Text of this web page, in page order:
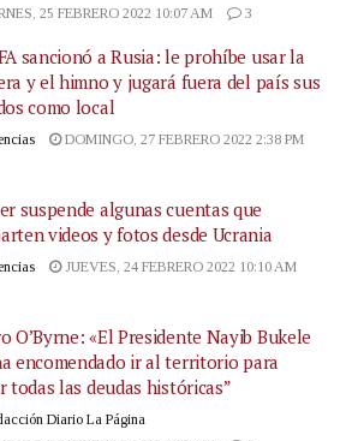
25 FEBRERO 2022 10:07 AM
3
sancionó a Rusia: le prohíbe usar la
y el himno y jugará fuera del país sus
como local
DOMINGO, 27 FEBRERO 2022 2:38 PM
suspende algunas cuentas que
videos y fotos desde Ucrania
JUEVES, 24 FEBRERO 2022 10:10 AM
O’Byrne: «El Presidente Nayib Bukele
encomendado ir al territorio para
todas las deudas históricas”
Diario La Página